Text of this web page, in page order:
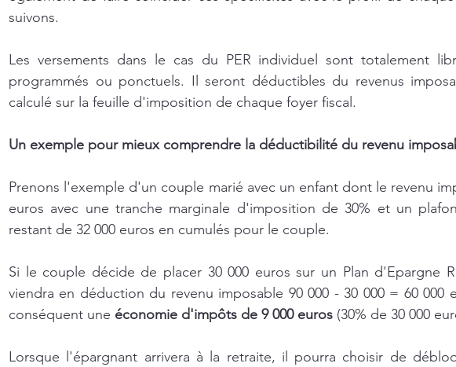
suivons.
Les versements dans le cas du PER individuel sont totalement
programmés ou ponctuels. Il seront déductibles du revenus
calculé sur la feuille d'imposition de chaque foyer fiscal.
Un exemple pour mieux comprendre la déductibilité du revenu
Prenons l'exemple d'un couple marié avec un enfant dont le revenu
euros avec une tranche marginale d'imposition de 30% et un
restant de 32 000 euros en cumulés pour le couple.
Si le couple décide de placer 30 000 euros sur un Plan d'Epargne
viendra en déduction du revenu imposable 90 000 - 30 000 = 60 000
conséquent une économie d'impôts de 9 000 euros (30% de 30 000
Lorsque l'épargnant arrivera à la retraite, il pourra choisir de